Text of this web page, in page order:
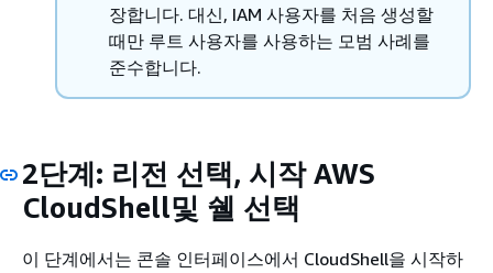
장합니다. 대신, IAM 사용자를 처음 생성할
때만 루트 사용자를 사용하는 모범 사례를
준수합니다.
2단계: 리전 선택, 시작 AWS
CloudShell및 쉘 선택
이 단계에서는 콘솔 인터페이스에서 CloudShell을 시작하